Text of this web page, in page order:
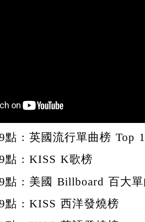
: 英國流行單曲榜 Top
點 : KISS K歌榜
: 美國 Billboard 百大
: KISS 西洋發燒榜